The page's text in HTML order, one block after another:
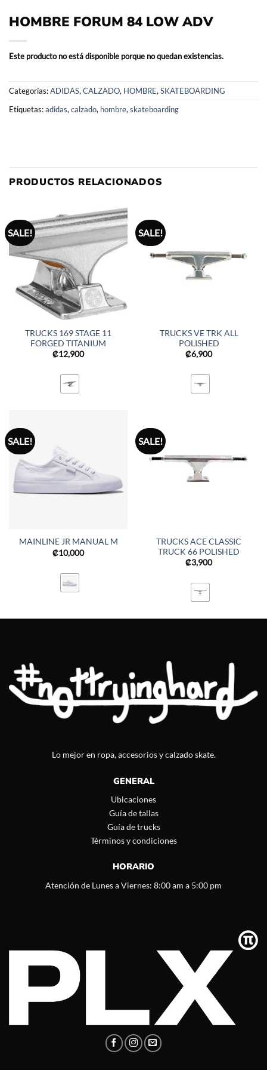
HOMBRE FORUM 84 LOW ADV
Este producto no está disponible porque no quedan existencias.
Categorías:ADIDAS, CALZADO, HOMBRE, SKATEBOARDING
Etiquetas:adidas, calzado, hombre, skateboarding
PRODUCTOS RELACIONADOS
SALE!
TRUCKS 169 STAGE 11
FORGED TITANIUM
₡12,900
SALE!
TRUCKS VE TRK ALL
POLISHED
₡6,900
SALE!
MAINLINE JR MANUAL M
₡10,000
SALE!
TRUCKS ACE CLASSIC
TRUCK 66 POLISHED
₡3,900
Lo mejor en ropa, accesorios y calzado skate.
GENERAL
Ubicaciones
Guía de tallas
Guía de trucks
Términos y condiciones
HORARIO
Atención de Lunes a Viernes: 8:00 am a 5:00 pm